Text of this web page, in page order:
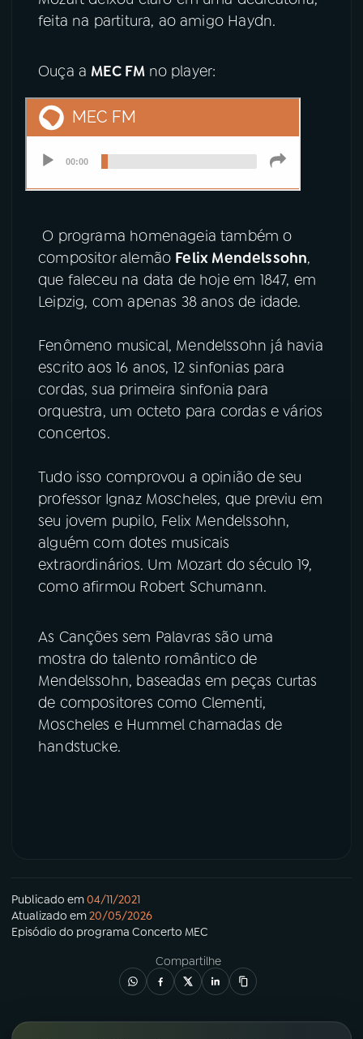
feita na partitura, ao amigo Haydn.
Ouça a MEC FM no player:
O programa homenageia também o
compositor alemão Felix Mendelssohn,
que faleceu na data de hoje em 1847, em
Leipzig, com apenas 38 anos de idade.
Fenômeno musical, Mendelssohn já havia
escrito aos 16 anos, 12 sinfonias para
cordas, sua primeira sinfonia para
orquestra, um octeto para cordas e vários
concertos.
Tudo isso comprovou a opinião de seu
professor Ignaz Moscheles, que previu em
seu jovem pupilo, Felix Mendelssohn,
alguém com dotes musicais
extraordinários. Um Mozart do século 19,
como afirmou Robert Schumann.
As Canções sem Palavras são uma
mostra do talento romântico de
Mendelssohn, baseadas em peças curtas
de compositores como Clementi,
Moscheles e Hummel chamadas de
handstucke.
Publicado em04/11/2021
Atualizado em20/05/2026
Episódio do programa Concerto MEC
Compartilhe